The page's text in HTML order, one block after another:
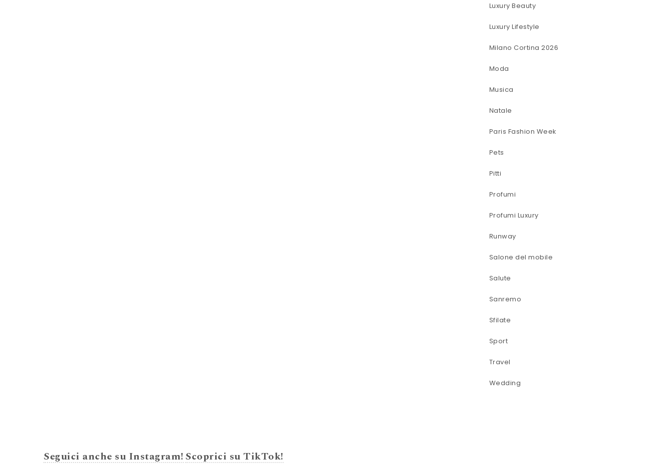
Luxury Beauty
Luxury Lifestyle
Milano Cortina 2026
Moda
Musica
Natale
Paris Fashion Week
Pets
Pitti
Profumi
Profumi Luxury
Runway
Salone del mobile
Salute
Sanremo
Sfilate
Sport
Travel
Wedding
Seguici anche su Instagram! Scoprici su TikTok!